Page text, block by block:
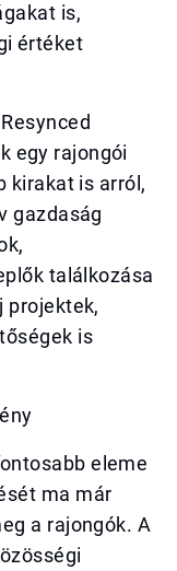
is,
értéket
egy rajongói
kirakat is arról,
gazdaság
találkozása
projektek,
is
eleme
ma már
a rajongók. A